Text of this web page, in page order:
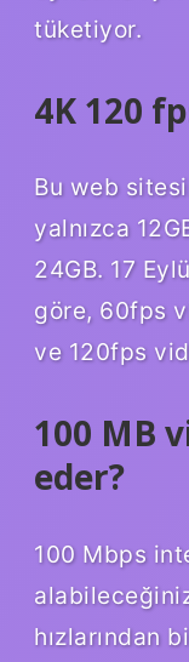
tüketiyor.
4K 120
Bu web
yalnızca
24GB. 17
göre, 60fps
ve 120fps
100 MB
eder?
100 Mbps
hızlarından